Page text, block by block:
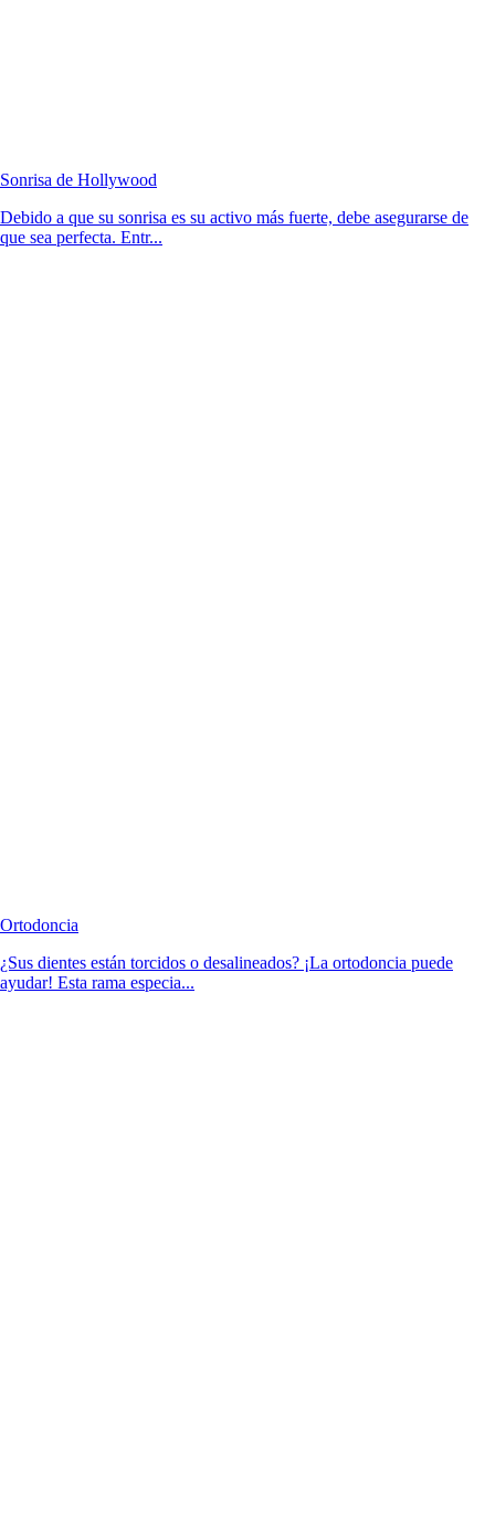
Sonrisa de Hollywood
Debido a que su sonrisa es su activo más fuerte, debe asegurarse de
que sea perfecta. Entr...
Ortodoncia
¿Sus dientes están torcidos o desalineados? ¡La ortodoncia puede
ayudar! Esta rama especia...